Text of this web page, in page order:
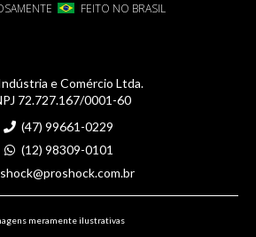
FEITO NO BRASIL
e Comércio Ltda.
72.727.167/0001-60
(47) 99661-0229
(12) 98309-0101
meramente ilustrativas